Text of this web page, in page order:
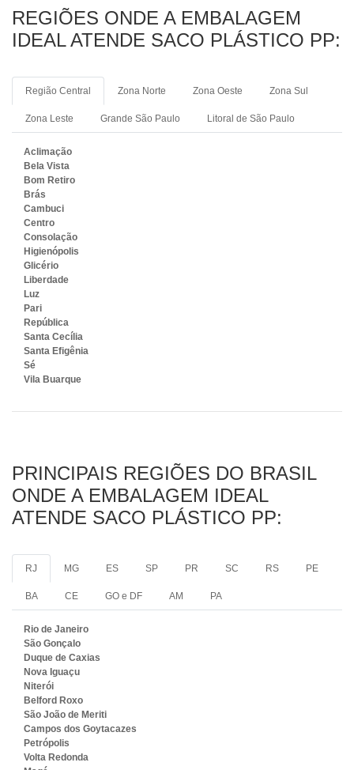
REGIÕES ONDE A EMBALAGEM
IDEAL ATENDE SACO PLÁSTICO PP:
Região Central Zona Norte Zona Oeste Zona Sul
Zona Leste Grande São Paulo Litoral de São Paulo
Aclimação
Bela Vista
Bom Retiro
Brás
Cambuci
Centro
Consolação
Higienópolis
Glicério
Liberdade
Luz
Pari
República
Santa Cecília
Santa Efigênia
Sé
Vila Buarque
PRINCIPAIS REGIÕES DO BRASIL
ONDE A EMBALAGEM IDEAL
ATENDE SACO PLÁSTICO PP:
RJ MG ES SP PR SC RS PE
BA CE GO e DF AM PA
Rio de Janeiro
São Gonçalo
Duque de Caxias
Nova Iguaçu
Niterói
Belford Roxo
São João de Meriti
Campos dos Goytacazes
Petrópolis
Volta Redonda